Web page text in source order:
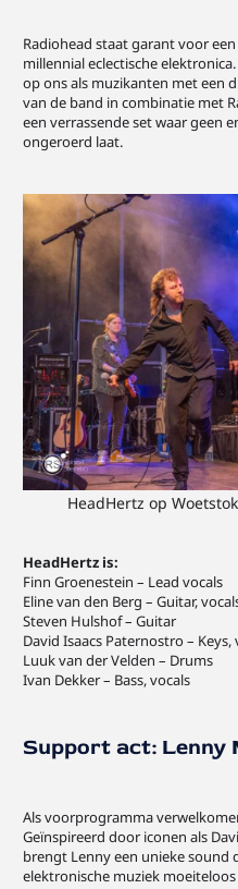
Radiohead staat garant voor
millennial eclectische
op ons als muzikanten met een
van de band in combinatie met
een verrassende set waar geen
ongeroerd laat.
HeadHertz op
HeadHertz is:
Finn Groenestein – Lead vocals
Eline van den Berg – Guitar,
Steven Hulshof – Guitar
David Isaacs Paternostro – Keys,
Luuk van der Velden – Drums
Ivan Dekker – Bass, vocals
Support act: Lenny
Als voorprogramma
Geïnspireerd door iconen als
brengt Lenny een unieke sound
elektronische muziek